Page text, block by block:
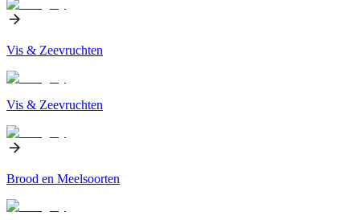
Vis & Zeevruchten
Vis & Zeevruchten
Brood en Meelsoorten